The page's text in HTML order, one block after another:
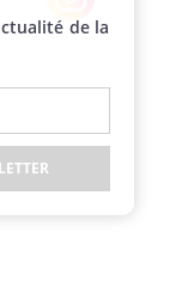
Instagram
de la